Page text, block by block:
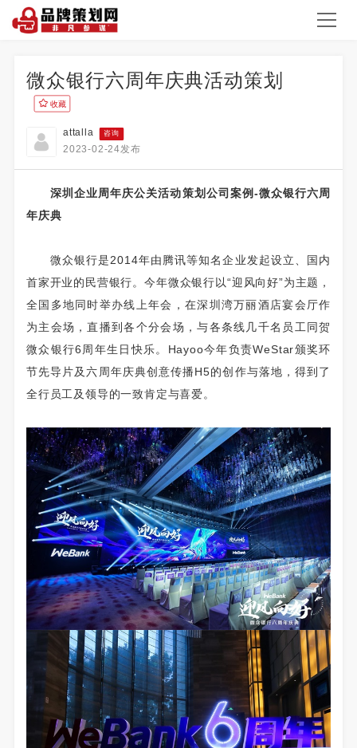
微众银行六周年庆典活动策划
收藏
attalla 咨询
2023-02-24发布
深圳企业周年庆公关活动策划公司案例-微众银行六周
年庆典
微众银行是2014年由腾讯等知名企业发起设立、国内
首家开业的民营银行。今年微众银行以“迎风向好”为主题，
全国多地同时举办线上年会，在深圳湾万丽酒店宴会厅作
为主会场，直播到各个分会场，与各条线几千名员工同贺
微众银行6周年生日快乐。Hayoo今年负责WeStar颁奖环
节先导片及六周年庆典创意传播H5的创作与落地，得到了
全行员工及领导的一致肯定与喜爱。